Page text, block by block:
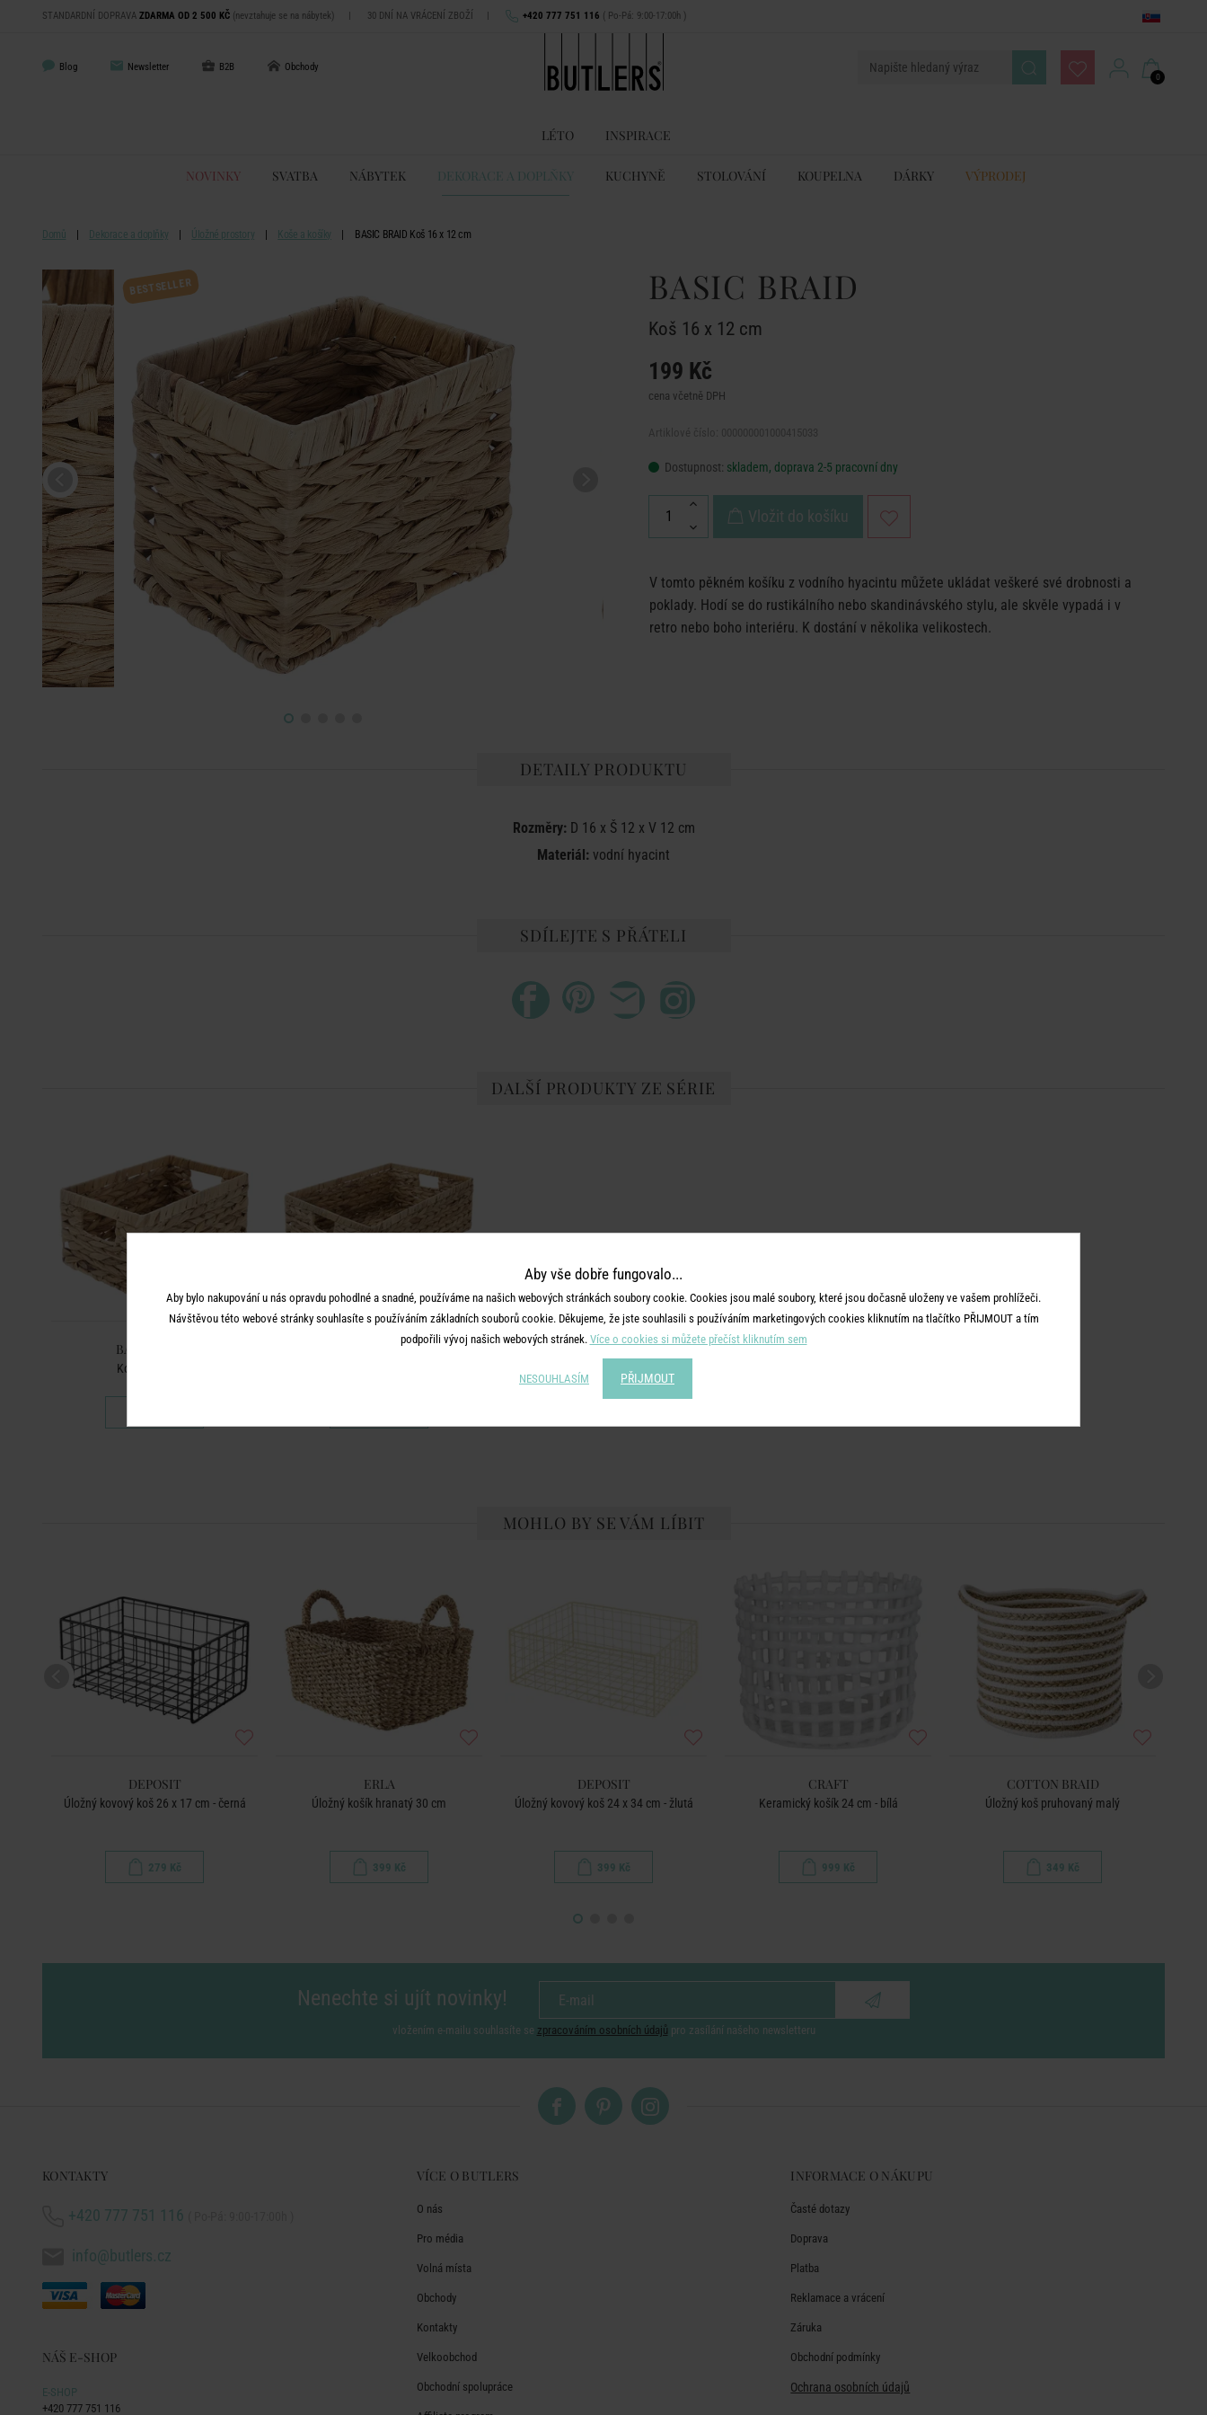
STANDARDNÍ DOPRAVA ZDARMA OD 2 500 KČ (nevztahuje se na nábytek) | 30 DNÍ NA VRÁCENÍ ZBOŽÍ | +420 777 751 116 ( Po-Pá: 9:00-17:00h )
Blog Newsletter B2B Obchody
0
LÉTO INSPIRACE
NOVINKY SVATBA NÁBYTEK DEKORACE A DOPLŇKY KUCHYNĚ STOLOVÁNÍ KOUPELNA DÁRKY VÝPRODEJ
Domů Dekorace a doplňky Úložné prostory Koše a košíky BASIC BRAID Koš 16 x 12 cm
BESTSELLER BASIC BRAID
Koš 16 x 12 cm
199 Kč
cena včetně DPH
Dostupnost: skladem, doprava 2-5 pracovní dny
Vložit do košíku
V tomto pěkném košíku z vodního hyacintu můžete ukládat veškeré své drobnosti a
poklady. Hodí se do rustikálního nebo skandinávského stylu, ale skvěle vypadá i v
retro nebo boho interiéru. K dostání v několika velikostech.
DETAILY PRODUKTU
Rozměry:D 16 x Š 12 x V 12 cm
Materiál: vodní hyacint
SDÍLEJTE S PŘÁTELI
DALŠÍ PRODUKTY ZE SÉRIE
BASIC BRAID
Koš 30 x 20 cm
BASIC BRAID
MOHLO BY SE VÁM LÍBIT
DEPOSIT
Úložný kovový koš 26 x 17 cm - černá
279 Kč
ERLA
Úložný košík hranatý 30 cm
399 Kč
DEPOSIT
Úložný kovový koš 24 x 34 cm - žlutá
399 Kč
CRAFT
Keramický košík 24 cm - bílá
999 Kč
COTTON BRAID
Úložný koš pruhovaný malý
349 Kč
Nenechte si ujít novinky!
vložením e-mailu souhlasíte se zpracováním osobních údajů pro zasílání našeho newsletteru
KONTAKTY
+420 777 751 116
info@butlers.cz
NÁŠ E-SHOP
E-SHOP
+420 777 751 116
VÍCE O BUTLERS
O nás
Pro média
Volná místa
Obchody
Kontakty
Velkoobchod
Obchodní spolupráce
INFORMACE O NÁKUPU
Časté dotazy
Doprava
Platba
Reklamace a vrácení
Záruka
Obchodní podmínky
Ochrana osobních údajů
Aby vše dobře fungovalo...
Aby bylo nakupování u nás opravdu pohodlné a snadné, používáme na našich webových stránkách soubory cookie. Cookies jsou malé soubory, které jsou dočasně uloženy ve vašem prohlížeči.
Návštěvou této webové stránky souhlasíte s používáním základních souborů cookie. Děkujeme, že jste souhlasili s používáním marketingových cookies kliknutím na tlačítko PŘIJMOUT a tím
podpořili vývoj našich webových stránek. Více o cookies si můžete přečíst kliknutím sem
NESOUHLASÍM PŘIJMOUT